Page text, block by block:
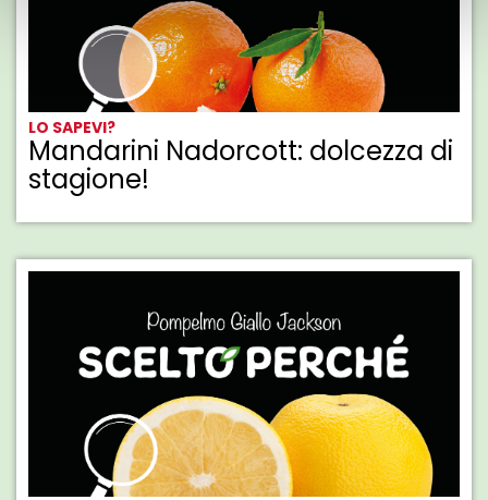
LO SAPEVI?
Mandarini Nadorcott: dolcezza di
stagione!